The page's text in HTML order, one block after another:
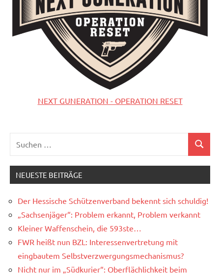
NEXT GUNERATION - OPERATION RESET
Suchen
NEUESTE BEITRÄGE
Der Hessische Schützenverband bekennt sich schuldig!
„Sachsenjäger“: Problem erkannt, Problem verkannt
Kleiner Waffenschein, die 593ste…
FWR heißt nun BZL: Interessenvertretung mit
eingbautem Selbstverzwergungsmechanismus?
Nicht nur im „Südkurier“: Oberflächlichkeit beim